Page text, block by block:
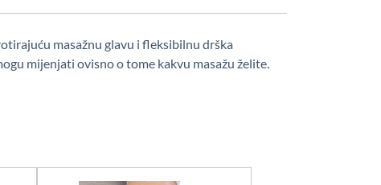
masažnu glavu i fleksibilnu drška
mijenjati ovisno o tome kakvu masažu želite.